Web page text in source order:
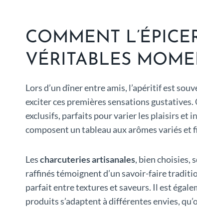
COMMENT
VÉRITABLES
Lors d’un dîner entre amis, l’apéritif est
exciter ces premières sensations
exclusifs, parfaits pour varier les plaisirs et
composent un tableau aux arômes variés et
Lescharcuteries artisanales, bien choisies,
raffinés témoignent d’un savoir-faire
parfait entre textures et saveurs. Il est
produits s’adaptent à différentes envies,